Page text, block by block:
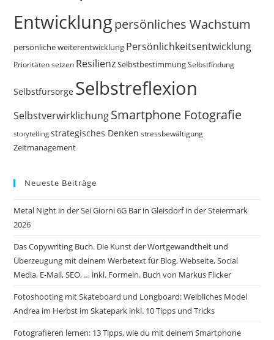
Entwicklungpersönliches Wachstum
persönliche weiterentwicklung Persönlichkeitsentwicklung
Prioritäten setzen ResilienzSelbstbestimmung Selbstfindung
Selbstfürsorge Selbstreflexion
SelbstverwirklichungSmartphone Fotografie
storytelling strategisches Denken stressbewältigung
Zeitmanagement
Neueste Beiträge
Metal Night in der Sei Giorni 6G Bar in Gleisdorf in der Steiermark
2026
Das Copywriting Buch. Die Kunst der Wortgewandtheit und
Überzeugung mit deinem Werbetext für Blog, Webseite, Social
Media, E-Mail, SEO, … inkl. Formeln. Buch von Markus Flicker
Fotoshooting mit Skateboard und Longboard: Weibliches Model
Andrea im Herbst im Skatepark inkl. 10 Tipps und Tricks
Fotografieren lernen: 13 Tipps, wie du mit deinem Smartphone